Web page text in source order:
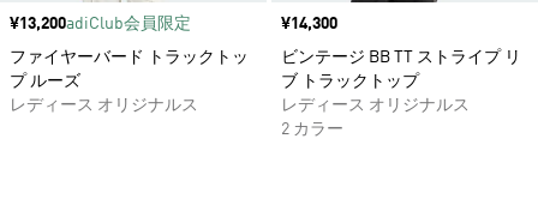
価格
¥13,200adiClub会員限定
ファイヤーバード トラックトッ
プ ルーズ
レディース オリジナルス
価格
¥14,300
ビンテージ BB TT ストライプ リ
ブ トラックトップ
レディース オリジナルス
2 カラー